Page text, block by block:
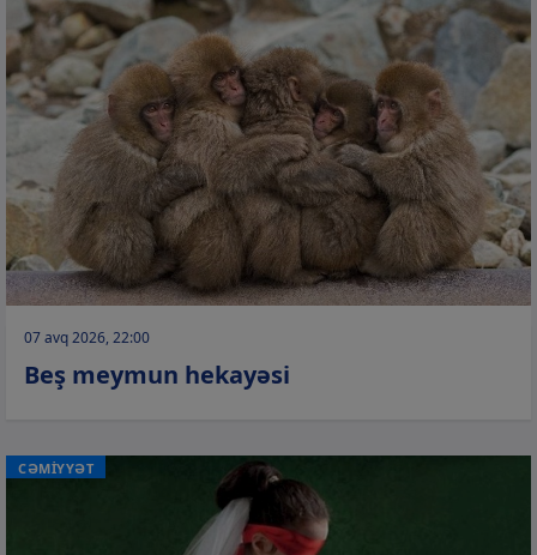
07 avq 2026, 22:00
Beş meymun hekayəsi
CƏMİYYƏT